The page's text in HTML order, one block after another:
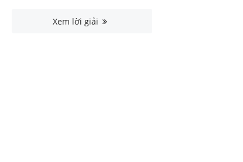
Xem lời giải